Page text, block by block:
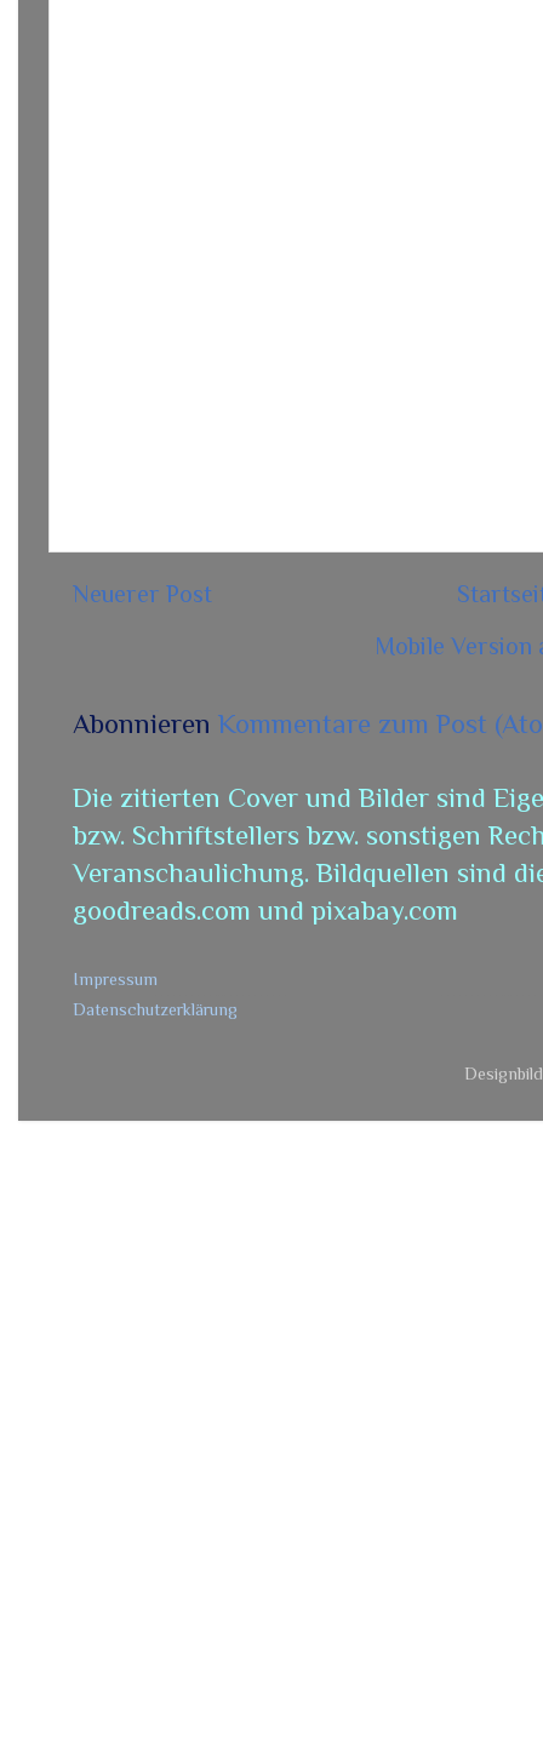
Neuerer Post
Mobile Version
Abonnieren Kommentare zum Post
Die zitierten Cover und Bilder sind
bzw. Schriftstellers bzw. sonstigen
Veranschaulichung. Bildquellen sind
goodreads.com und pixabay.com
Impressum
Datenschutzerklärung